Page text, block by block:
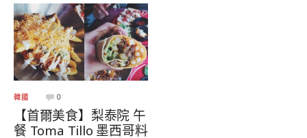
韓國 0
【首爾美食】梨泰院 午
餐 Toma Tillo 墨西哥料